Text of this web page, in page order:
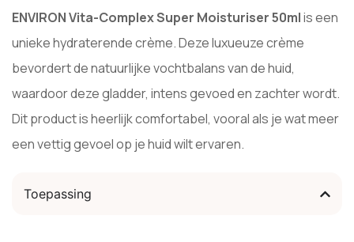
ENVIRON Vita-Complex Super Moisturiser 50mlis een
unieke hydraterende crème. Deze luxueuze crème
bevordert de natuurlijke vochtbalans van de huid,
waardoor deze gladder, intens gevoed en zachter wordt.
Dit product is heerlijk comfortabel, vooral als je wat meer
een vettig gevoel op je huid wilt ervaren.
Toepassing